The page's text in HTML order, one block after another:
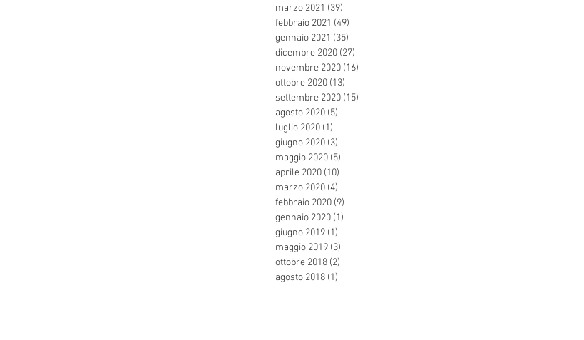
marzo 2021 (39)
febbraio 2021 (49)
gennaio 2021 (35)
dicembre 2020 (27)
novembre 2020 (16)
ottobre 2020 (13)
settembre 2020 (15)
agosto 2020 (5)
luglio 2020 (1)
giugno 2020 (3)
maggio 2020 (5)
aprile 2020 (10)
marzo 2020 (4)
febbraio 2020 (9)
gennaio 2020 (1)
giugno 2019 (1)
maggio 2019 (3)
ottobre 2018 (2)
agosto 2018 (1)